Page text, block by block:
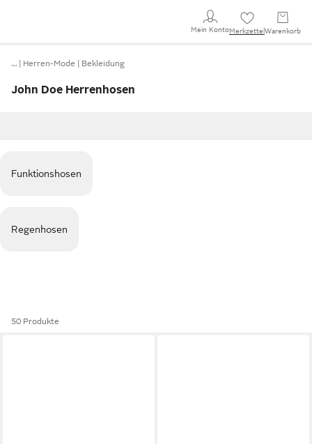
Mein KontoMerkzettel Warenkorb
… Herren-Mode Bekleidung
John Doe Herrenhosen
Funktionshosen
Regenhosen
50 Produkte